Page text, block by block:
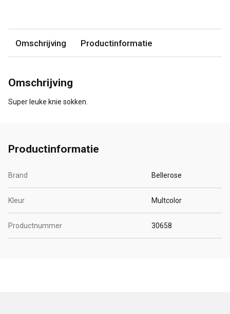
Omschrijving Productinformatie
Omschrijving
Super leuke knie sokken.
Productinformatie
Brand Bellerose
Kleur Multcolor
Productnummer 30658